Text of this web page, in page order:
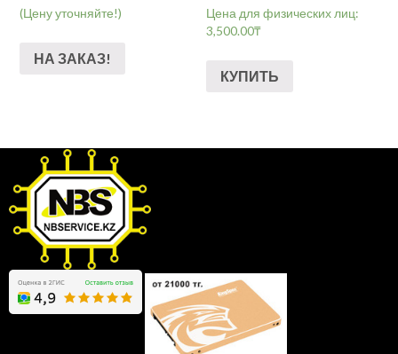
(Цену уточняйте!)
НА ЗАКАЗ!
Цена для физических лиц:
3,500.00₸
КУПИТЬ